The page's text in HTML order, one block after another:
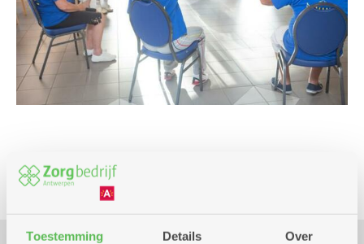
Toestemming Details Over
Cursus en workshop